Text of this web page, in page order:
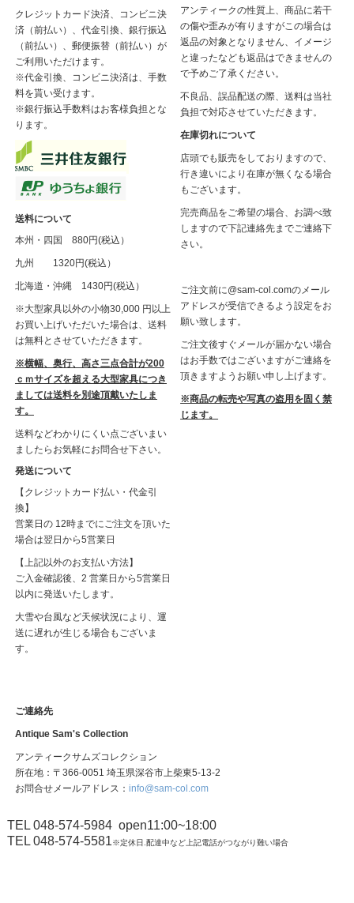
クレジットカード決済、コンビニ決
済（前払い）、代金引換、銀行振込
（前払い）、郵便振替（前払い）が
ご利用いただけます。
※代金引換、コンビニ決済は、手数
料を貰い受けます。
※銀行振込手数料はお客様負担とな
ります。
送料について
本州・四国 880円(税込）
九州 1320円(税込）
北海道・沖縄 1430円(税込）
※大型家具以外の小物30,000 円以上
お買い上げいただいた場合は、送料
は無料とさせていただきます。
※横幅、奥行、高さ三点合計が200
ｃｍサイズを超える大型家具につき
ましては送料を別途頂戴いたしま
す。
送料などわかりにくい点ございまい
ましたらお気軽にお問合せ下さい。
発送について
【クレジットカード払い・代金引
換】
営業日の 12時までにご注文を頂いた
場合は翌日から5営業日
【上記以外のお支払い方法】
ご入金確認後、2 営業日から5営業日
以内に発送いたします。
大雪や台風など天候状況により、運
送に遅れが生じる場合もございま
す。
アンティークの性質上、商品に若干
の傷や歪みが有りますがこの場合は
返品の対象となりません、イメージ
と違ったなども返品はできませんの
で予めご了承ください。
不良品、誤品配送の際、送料は当社
負担で対応させていただきます。
在庫切れについて
店頭でも販売をしておりますので、
行き違いにより在庫が無くなる場合
もございます。
完売商品をご希望の場合、お調べ致
しますので下記連絡先までご連絡下
さい。
ご注文前に@sam-col.comのメール
アドレスが受信できるよう設定をお
願い致します。
ご注文後すぐメールが届かない場合
はお手数ではございますがご連絡を
頂きますようお願い申し上げます。
※商品の転売や写真の盗用を固く禁
じます。
ご連絡先
Antique Sam's Collection
アンティークサムズコレクション
所在地：〒366-0051 埼玉県深谷市上柴東5-13-2
お問合せメールアドレス： info@sam-col.com
TEL 048-574-5984open11:00~18:00
TEL 048-574-5581※定休日.配達中など上記電話がつながり難い場合